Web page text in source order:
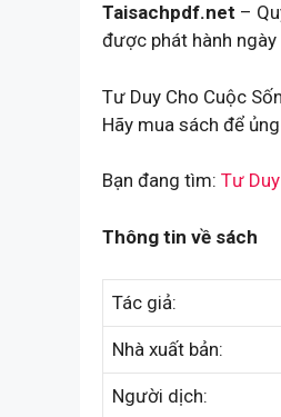
Taisachpdf.net –
được phát hành
Tư Duy Cho Cuộc
Hãy mua sách để
Bạn đang tìm: Tư
Thông tin về sách
Tác giả:
Nhà xuất bản:
Người dịch: